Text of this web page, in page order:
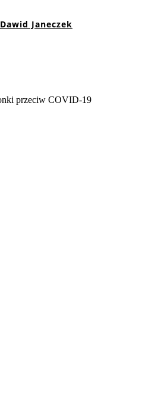
Dawid Janeczek